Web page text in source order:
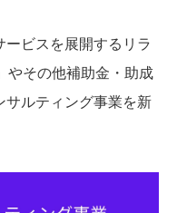
ビスを展開するリラ
やその他補助金・助成
ルティング事業を新